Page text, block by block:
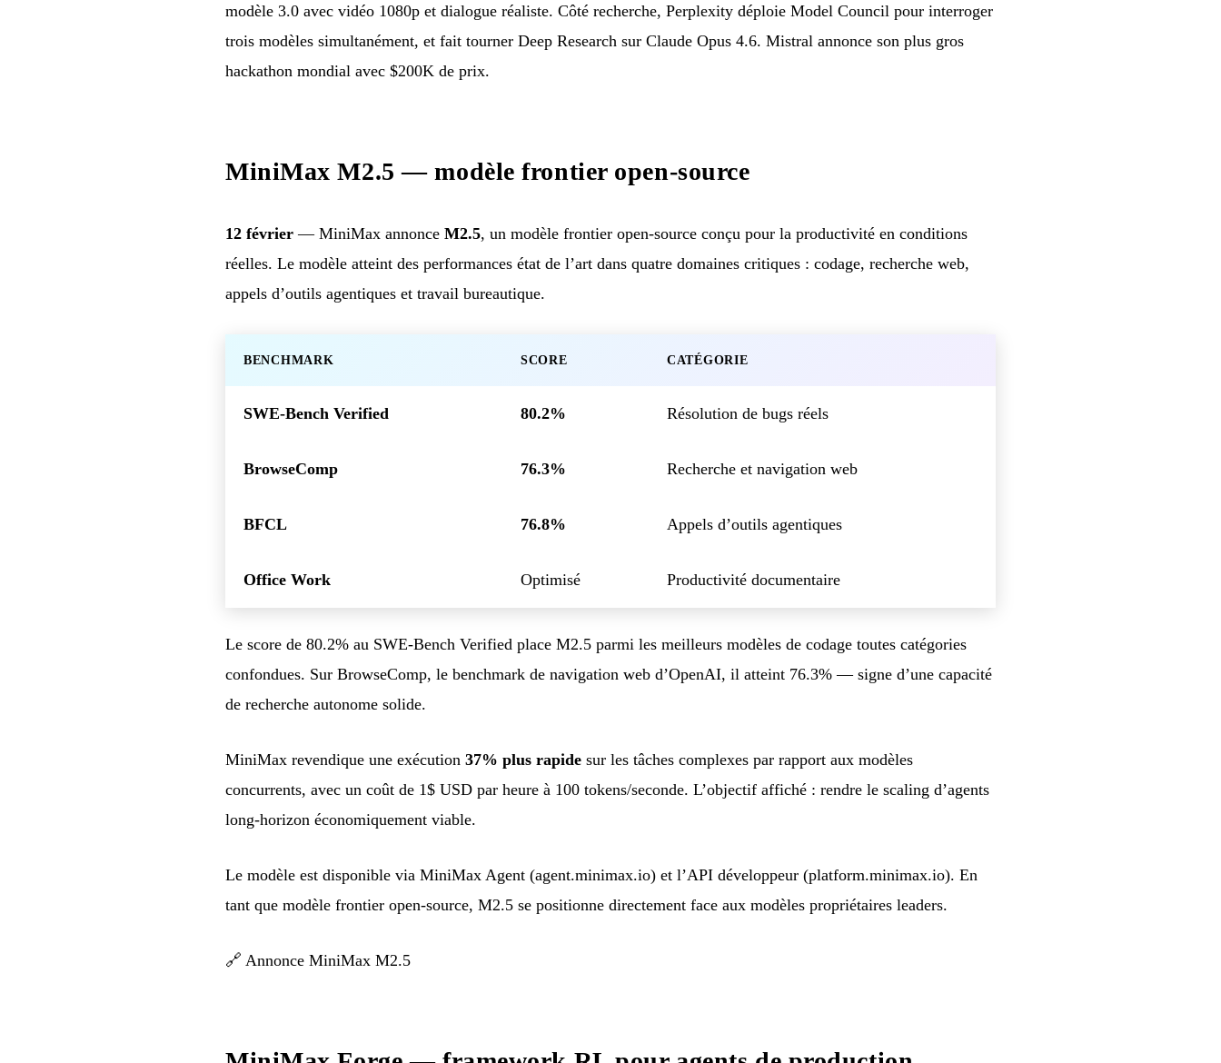
modèle 3.0 avec vidéo 1080p et dialogue réaliste. Côté recherche, Perplexity déploie Model Council pour interroger
trois modèles simultanément, et fait tourner Deep Research sur Claude Opus 4.6. Mistral annonce son plus gros
hackathon mondial avec $200K de prix.
MiniMax M2.5 — modèle frontier open-source
12 février — MiniMax annonce M2.5, un modèle frontier open-source conçu pour la productivité en conditions
réelles. Le modèle atteint des performances état de l’art dans quatre domaines critiques : codage, recherche web,
appels d’outils agentiques et travail bureautique.
BENCHMARK SCORE CATÉGORIE
SWE-Bench Verified 80.2% Résolution de bugs réels
BrowseComp 76.3% Recherche et navigation web
BFCL 76.8% Appels d’outils agentiques
Office Work Optimisé Productivité documentaire
Le score de 80.2% au SWE-Bench Verified place M2.5 parmi les meilleurs modèles de codage toutes catégories
confondues. Sur BrowseComp, le benchmark de navigation web d’OpenAI, il atteint 76.3% — signe d’une capacité
de recherche autonome solide.
MiniMax revendique une exécution 37% plus rapide sur les tâches complexes par rapport aux modèles
concurrents, avec un coût de 1$ USD par heure à 100 tokens/seconde. L’objectif affiché : rendre le scaling d’agents
long-horizon économiquement viable.
Le modèle est disponible via MiniMax Agent (agent.minimax.io) et l’API développeur (platform.minimax.io). En
tant que modèle frontier open-source, M2.5 se positionne directement face aux modèles propriétaires leaders.
🔗 Annonce MiniMax M2.5